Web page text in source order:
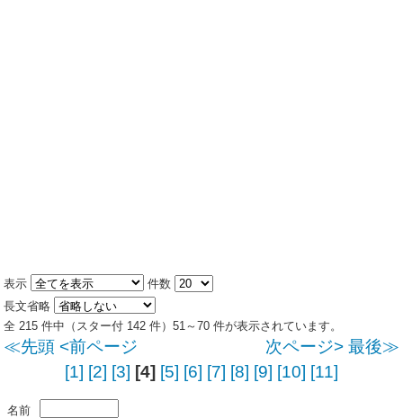
表示
件数
長文省略
全 215 件中（スター付 142 件）51～70 件が表示されています。
≪先頭 <前ページ 次ページ> 最後≫
[1] [2] [3] [4] [5] [6] [7] [8] [9] [10] [11]
名前